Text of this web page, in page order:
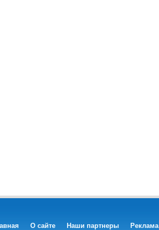
О сайте Наши партнеры Реклама